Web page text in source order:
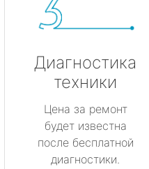
Диагностика
техники
Цена за ремонт
будет известна
после бесплатной
диагностики.